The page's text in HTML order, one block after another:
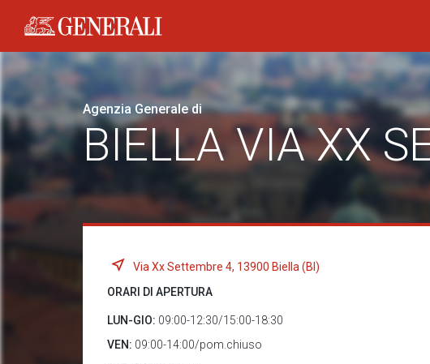
Generali logo
Agenzia Generale di
BIELLA VIA XX
Via Xx Settembre 4, 13900 Biella (BI)
ORARI DI APERTURA
LUN-GIO: 09:00-12:30/15:00-18:30
VEN: 09:00-14:00/pom.chiuso